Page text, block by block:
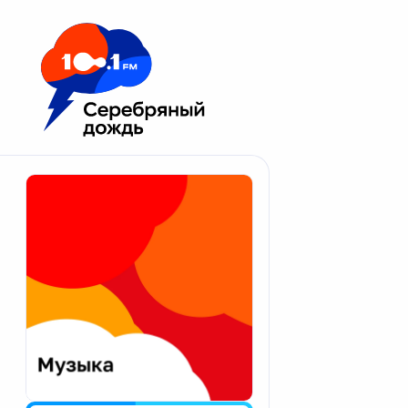
Москва 100.1 FM
Апатиты
Екатеринбург
Калининград
Калуга